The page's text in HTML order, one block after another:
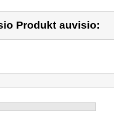
Produkt auvisio: